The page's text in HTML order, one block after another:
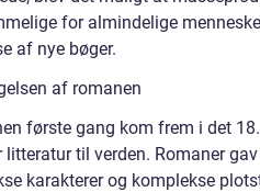
for almindelige
af nye bøger.
af romanen
første gang kom frem i det
til verden. Romaner
karakterer og komplekse